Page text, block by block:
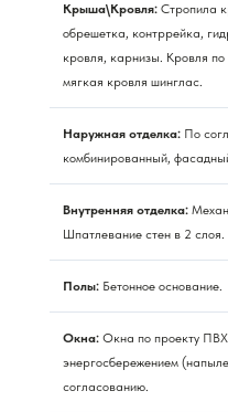
Крыша\Кровля: Стропила
обрешетка, контррейка,
кровля, карнизы. Кровля
мягкая кровля шинглас.
Наружная отделка: По
комбинированный,
Внутренняя отделка:
Шпатлевание стен в 2 слоя.
Полы: Бетонное основание.
Окна: Окна по проекту
энергосбережением
согласованию.